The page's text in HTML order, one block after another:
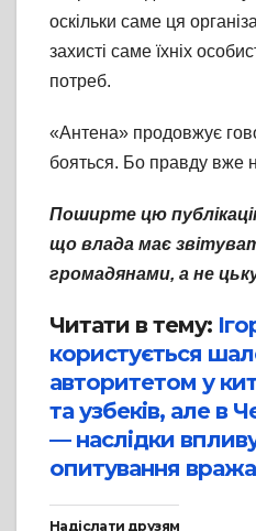
оскільки саме ця
захисті саме їхніх
потреб.
«Антена» продовжує
бояться. Бо правду вже
Поширте цю
що влада має
громадянами, а не
Читати в тему:
користується
авторитетом у
та узбеків, але в
— наслідки
опитування
Надіслати друзям